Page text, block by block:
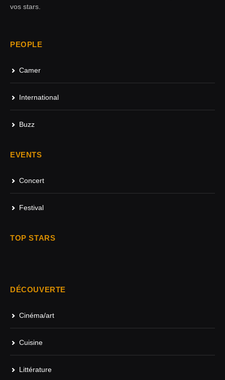
vos stars.
PEOPLE
Camer
International
Buzz
EVENTS
Concert
Festival
TOP STARS
DÉCOUVERTE
Cinéma/art
Cuisine
Littérature